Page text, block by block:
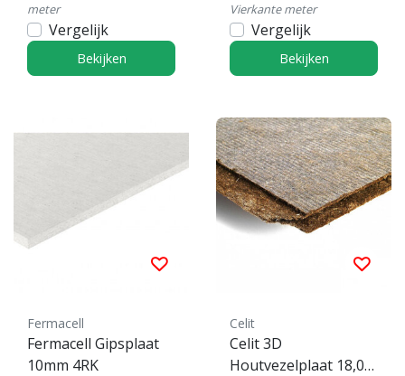
meter
Vergelijk
Bekijken
Vierkante meter
Vergelijk
Bekijken
Fermacell
Fermacell Gipsplaat
10mm 4RK
Celit
Celit 3D
Houtvezelplaat 18,0